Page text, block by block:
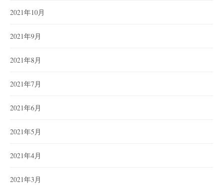
2021年10月
2021年9月
2021年8月
2021年7月
2021年6月
2021年5月
2021年4月
2021年3月